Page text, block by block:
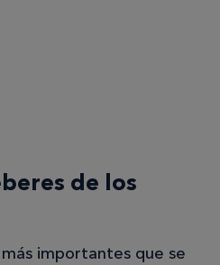
de los
importantes que se